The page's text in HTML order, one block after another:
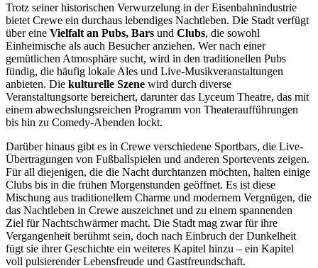
Trotz seiner historischen Verwurzelung in der Eisenbahnindustrie
bietet Crewe ein durchaus lebendiges Nachtleben. Die Stadt verfügt
über eine Vielfalt an Pubs, Bars und Clubs, die sowohl
Einheimische als auch Besucher anziehen. Wer nach einer
gemütlichen Atmosphäre sucht, wird in den traditionellen Pubs
fündig, die häufig lokale Ales und Live-Musikveranstaltungen
anbieten. Die kulturelle Szene wird durch diverse
Veranstaltungsorte bereichert, darunter das Lyceum Theatre, das mit
einem abwechslungsreichen Programm von Theateraufführungen
bis hin zu Comedy-Abenden lockt.
Darüber hinaus gibt es in Crewe verschiedene Sportbars, die Live-
Übertragungen von Fußballspielen und anderen Sportevents zeigen.
Für all diejenigen, die die Nacht durchtanzen möchten, halten einige
Clubs bis in die frühen Morgenstunden geöffnet. Es ist diese
Mischung aus traditionellem Charme und modernem Vergnügen, die
das Nachtleben in Crewe auszeichnet und zu einem spannenden
Ziel für Nachtschwärmer macht. Die Stadt mag zwar für ihre
Vergangenheit berühmt sein, doch nach Einbruch der Dunkelheit
fügt sie ihrer Geschichte ein weiteres Kapitel hinzu – ein Kapitel
voll pulsierender Lebensfreude und Gastfreundschaft.